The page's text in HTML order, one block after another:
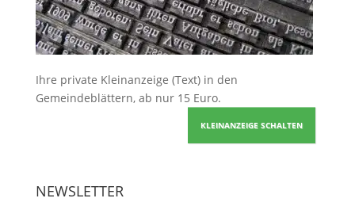
Ihre private Kleinanzeige (Text) in den
Gemeindeblättern, ab nur 15 Euro.
KLEINANZEIGE SCHALTEN
NEWSLETTER